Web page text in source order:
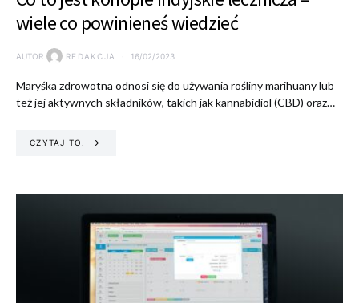
wiele co powinieneś wiedzieć
AUTOR REDAKCJA 16/02/2023
Maryśka zdrowotna odnosi się do używania rośliny marihuany lub
też jej aktywnych składników, takich jak kannabidiol (CBD) oraz…
CZYTAJ TO.